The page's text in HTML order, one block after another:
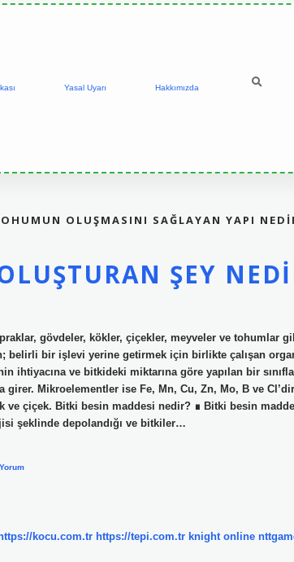
Yasal Uyarı Hakkımızda
OLUŞMASINI SAĞLAYAN YAPI
ŞEY
gövdeler, kökler, çiçekler, meyveler ve tohumlar
belirli bir işlevi yerine getirmek için birlikte çalışan
ihtiyacına ve bitkideki miktarına göre yapılan bir
girer. Mikroelementler ise Fe, Mn, Cu, Zn, Mo, B ve
ve çiçek. Bitki besin maddesi nedir? ∎ Bitki besin
şeklinde depolandığı ve bitkiler…
https://kocu.com.tr https://tepi.com.tr knight online